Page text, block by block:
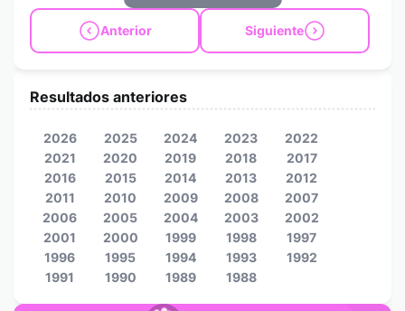
Anterior Siguiente
Resultados anteriores
2026 2025 2024 2023
2022
2021
2020 2019 2018
2017
2016
2015 2014 2013
2012
2011
2010 2009 2008
2007
2006
2005 2004 2003
2002
2001
2000 1999 1998
1997
1996
1995 1994 1993
1992
1991
1990 1989 1988